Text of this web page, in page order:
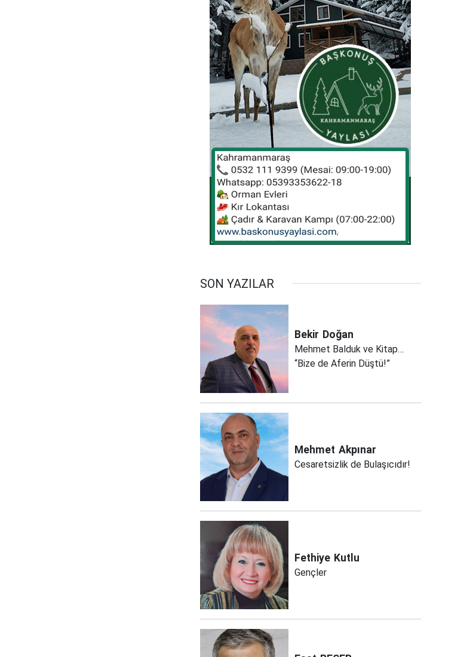
SON YAZILAR
Bekir Doğan
Mehmet Balduk ve Kitap…
“Bize de Aferin Düştü!”
Mehmet Akpınar
Cesaretsizlik de Bulaşıcıdır!
Fethiye Kutlu
Gençler